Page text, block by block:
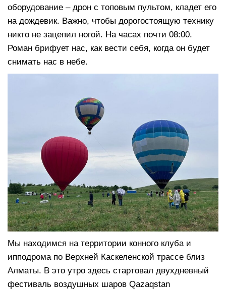
оборудование – дрон с топовым пультом, кладет его
на дождевик. Важно, чтобы дорогостоящую технику
никто не зацепил ногой. На часах почти 08:00.
Роман брифует нас, как вести себя, когда он будет
снимать нас в небе.
Мы находимся на территории конного клуба и
ипподрома по Верхней Каскеленской трассе близ
Алматы. В это утро здесь стартовал двухдневный
фестиваль воздушных шаров Qazaqstan